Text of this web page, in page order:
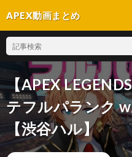
APEX動画まとめ
【APEX
テフルパランク
【渋谷ハル】